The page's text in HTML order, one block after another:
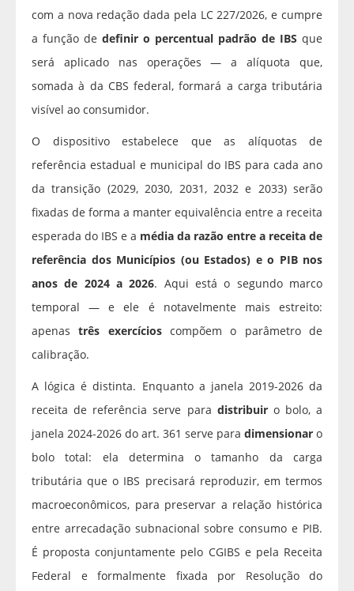
com a nova redação dada pela LC 227/2026, e cumpre
a função de definir o percentual padrão de IBS que
será aplicado nas operações — a alíquota que,
somada à da CBS federal, formará a carga tributária
visível ao consumidor.
O dispositivo estabelece que as alíquotas de
referência estadual e municipal do IBS para cada ano
da transição (2029, 2030, 2031, 2032 e 2033) serão
fixadas de forma a manter equivalência entre a receita
esperada do IBS e a média da razão entre a receita de
referência dos Municípios (ou Estados) e o PIB nos
anos de 2024 a 2026. Aqui está o segundo marco
temporal — e ele é notavelmente mais estreito:
apenastrês exercícioscompõem o parâmetro de
calibração.
A lógica é distinta. Enquanto a janela 2019‑2026 da
receita de referência serve para distribuiro bolo, a
janela 2024‑2026 do art. 361 serve para dimensionar o
bolo total: ela determina o tamanho da carga
tributária que o IBS precisará reproduzir, em termos
macroeconômicos, para preservar a relação histórica
entre arrecadação subnacional sobre consumo e PIB.
É proposta conjuntamente pelo CGIBS e pela Receita
Federal e formalmente fixada por Resolução do